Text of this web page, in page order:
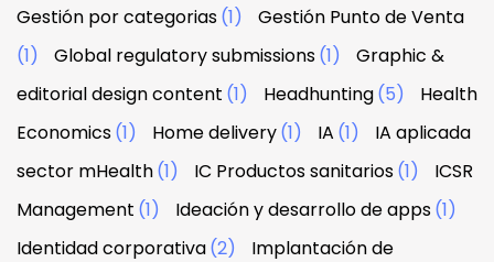
Gestión por categorias(1)
Gestión Punto de Venta
(1)
Global regulatory submissions(1)
Graphic &
editorial design content (1) Headhunting(5)
Health
Economics(1) Home delivery(1) IA (1)
IA aplicada
sector mHealth(1) IC Productos sanitarios(1)
ICSR
Management (1) Ideación y desarrollo de apps(1)
Identidad corporativa(2)
Implantación de